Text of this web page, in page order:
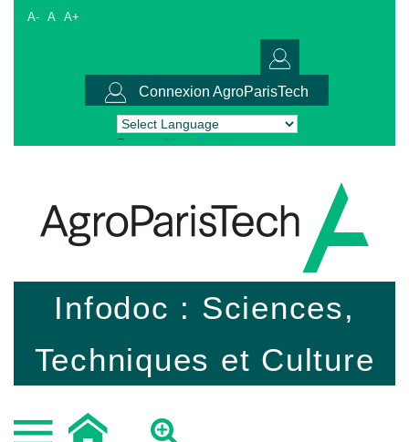
A- A A+
Connexion AgroParisTech
Powered by Translate
Infodoc : Sciences,
Techniques et Culture